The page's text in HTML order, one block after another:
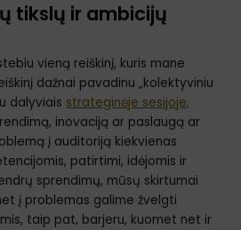
tikslų ir ambicijų
vieną reiškinį, kuris mane
dažnai pavadinu „kolektyviniu
dalyviais strateginėje sesijoje,
inovaciją ar paslaugą ar
į auditoriją kiekvienas
patirtimi, idėjomis ir
sprendimų, mūsų skirtumai
į problemas galime žvelgti
taip pat, barjeru, kuomet net ir